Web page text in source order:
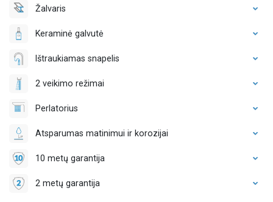
Žalvaris
Keraminė galvutė
Ištraukiamas snapelis
2 veikimo režimai
Perlatorius
Atsparumas matinimui ir korozijai
10 metų garantija
2 metų garantija